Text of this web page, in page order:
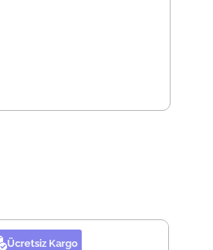
Ücretsiz Kargo